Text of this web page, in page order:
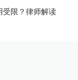
受限？律师解读
号
号